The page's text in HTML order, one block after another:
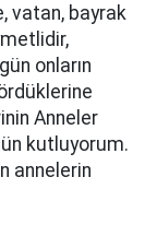
vatan, bayrak
onların
Anneler
kutluyorum.
annelerin